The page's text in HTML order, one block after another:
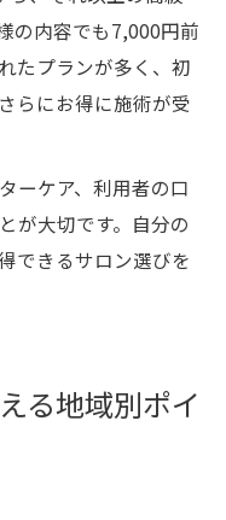
の内容でも7,000円前
たプランが多く、初
らにお得に施術が受
ーケア、利用者の口
が大切です。自分の
できるサロン選びを
る地域別ポイ